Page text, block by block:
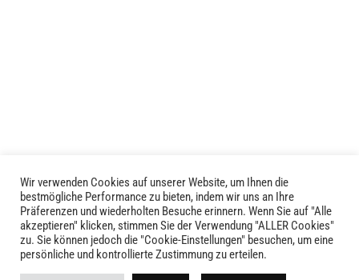
LIVID © 2024
Kontakt
Versandkosten
Wir verwenden Cookies auf unserer Website, um Ihnen die
bestmögliche Performance zu bieten, indem wir uns an Ihre
Präferenzen und wiederholten Besuche erinnern. Wenn Sie auf "Alle
akzeptieren" klicken, stimmen Sie der Verwendung "ALLER Cookies"
zu. Sie können jedoch die "Cookie-Einstellungen" besuchen, um eine
persönliche und kontrollierte Zustimmung zu erteilen.